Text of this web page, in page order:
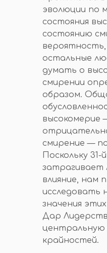
эволюции по
состояния
состоянию
остальные
думать о
смирении
образом.
высокомерие
смирение —
Поскольку
затрагивает
влияние, нам
исследовать
значения
Дар
центральную
крайностей.